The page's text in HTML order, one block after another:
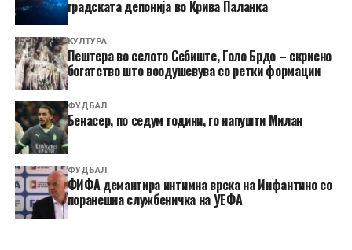
градската депонија во Крива Паланка
КУЛТУРА
Пештера во селото Себиште, Голо Брдо – скриено
богатство што воодушевува со ретки формации
ФУДБАЛ
Бенасер, по седум години, го напушти Милан
ФУДБАЛ
ФИФА демантира интимна врска на Инфантино со
поранешна службеничка на УЕФА